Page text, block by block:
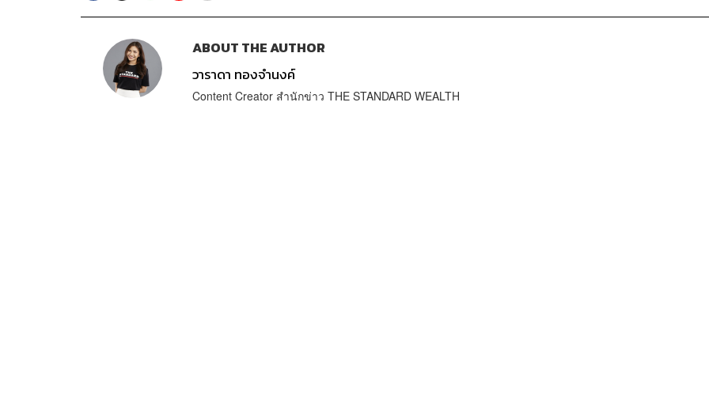
ABOUT THE AUTHOR
วาราดา ทองจำนงค์
Content Creator สำนักข่าว THE STANDARD WEALTH